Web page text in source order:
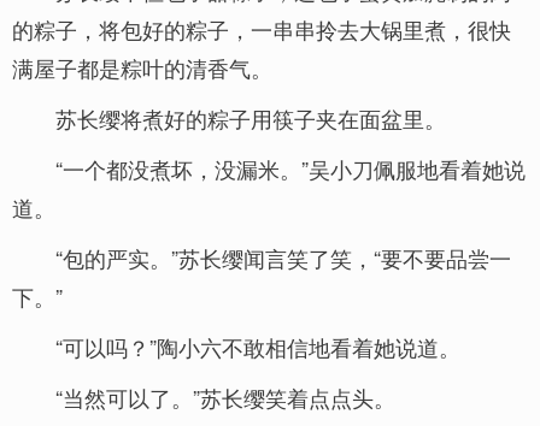
的粽子，将包好的粽子，一串串拎去大锅里煮，很快
满屋子都是粽叶的清香气。
苏长缨将煮好的粽子用筷子夹在面盆里。
“一个都没煮坏，没漏米。”吴小刀佩服地看着她说
道。
“包的严实。”苏长缨闻言笑了笑，“要不要品尝一
下。”
“可以吗？”陶小六不敢相信地看着她说道。
“当然可以了。”苏长缨笑着点点头。